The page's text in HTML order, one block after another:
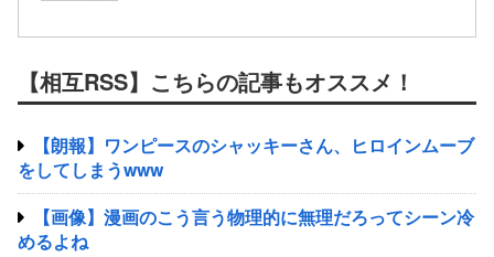
【相互RSS】こちらの記事もオススメ！
【朗報】ワンピースのシャッキーさん、ヒロインムーブ
をしてしまうwww
【画像】漫画のこう言う物理的に無理だろってシーン冷
めるよね